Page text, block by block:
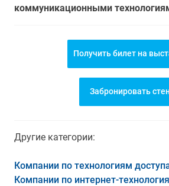
коммуникационными
Получить билет на
Забронировать
Другие категории:
Компании по технологиям
Компании по интернет-